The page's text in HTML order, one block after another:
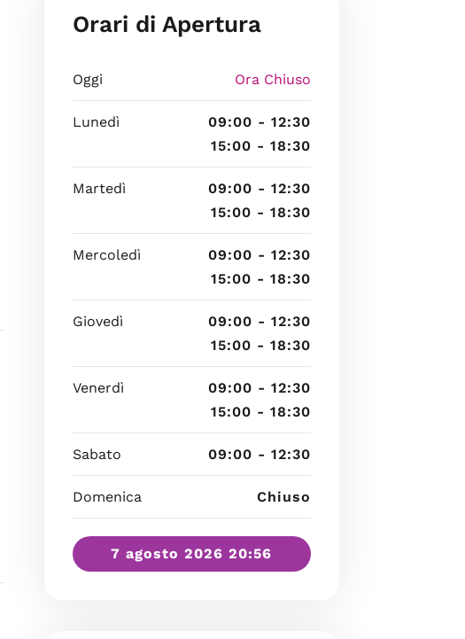
Orari di Apertura
Oggi Ora Chiuso
Lunedì
09:00 - 12:30
15:00 - 18:30
Martedì
09:00 - 12:30
15:00 - 18:30
Mercoledì
09:00 - 12:30
15:00 - 18:30
Giovedì
09:00 - 12:30
15:00 - 18:30
Venerdì
09:00 - 12:30
15:00 - 18:30
Sabato 09:00 - 12:30
Domenica Chiuso
7 agosto 2026 20:56